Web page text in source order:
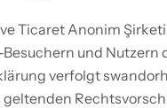
Ticaret Anonim
und
verfolgt